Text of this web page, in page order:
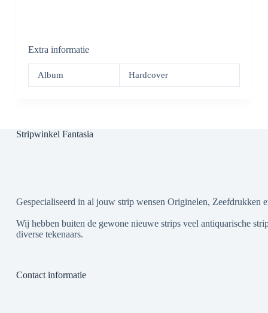
Extra informatie
Album Hardcover
Stripwinkel Fantasia
Gespecialiseerd in al jouw strip wensen Originelen, Zeefdrukken
Wij hebben buiten de gewone nieuwe strips veel antiquarische
diverse tekenaars.
Contact informatie